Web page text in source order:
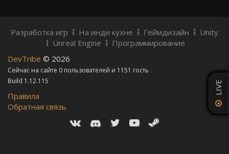
LIVE
Разработка игр На инди кухне Геймдизайн
Unity
Unreal Engine
Программирование
DevTribe © 2026
Сейчас на сайте 0 пользователей и 1151 гость
Build 1.12.115
Правила
Обратная связь